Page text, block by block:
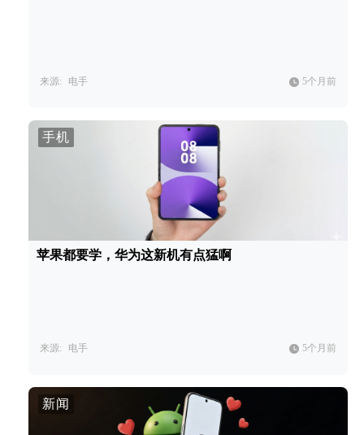
来源: 电手 5个月前
手机
苹果都要学，华为这新机有点猛啊
来源: 电手 5个月前
新闻